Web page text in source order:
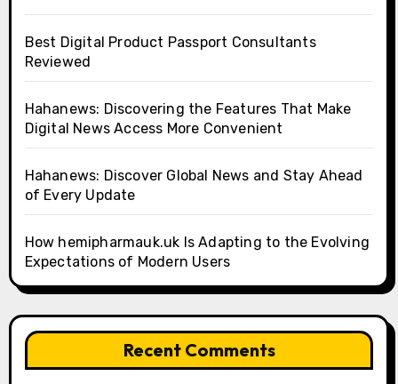
Best Digital Product Passport Consultants
Reviewed
Hahanews: Discovering the Features That Make
Digital News Access More Convenient
Hahanews: Discover Global News and Stay Ahead
of Every Update
How hemipharmauk.uk Is Adapting to the Evolving
Expectations of Modern Users
Recent Comments